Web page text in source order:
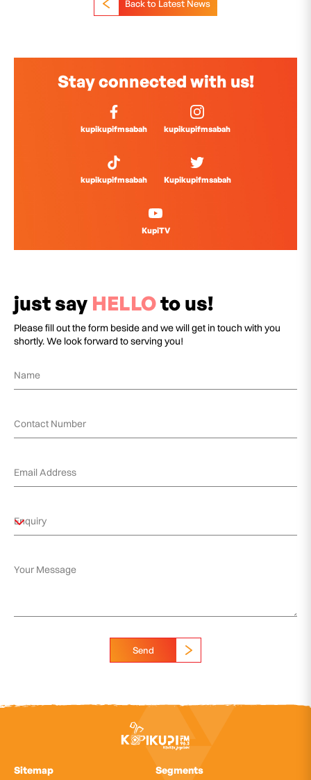
Back to Latest News
Stay connected with us!
kupikupifmsabah kupikupifmsabah
kupikupifmsabah Kupikupifmsabah
KupiTV
just say HELLOto us!
Please fill out the form beside and we will get in touch with you
shortly. We look forward to serving you!
Send
Sitemap Segments